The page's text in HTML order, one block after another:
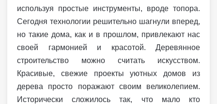
используя простые инструменты, вроде топора.
Сегодня технологии решительно шагнули вперед,
но такие дома, как и в прошлом, привлекают нас
своей гармонией и красотой. Деревянное
строительство можно считать искусством.
Красивые, свежие проекты уютных домов из
дерева просто поражают своим великолепием.
Исторически сложилось так, что мало кто